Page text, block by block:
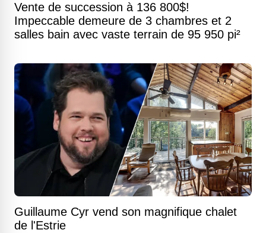
Vente de succession à 136 800$!
Impeccable demeure de 3 chambres et 2
salles bain avec vaste terrain de 95 950 pi²
Guillaume Cyr vend son magnifique chalet
de l'Estrie